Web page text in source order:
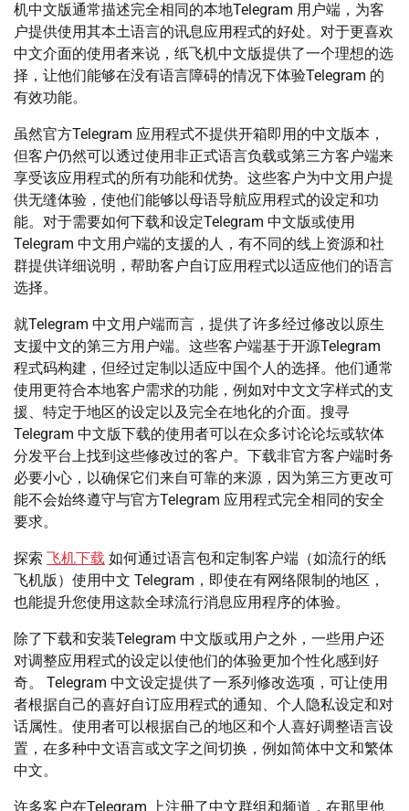
机中文版通常描述完全相同的本地Telegram 用户端，为客
户提供使用其本土语言的讯息应用程式的好处。对于更喜欢
中文介面的使用者来说，纸飞机中文版提供了一个理想的选
择，让他们能够在没有语言障碍的情况下体验Telegram 的
有效功能。
虽然官方Telegram 应用程式不提供开箱即用的中文版本，
但客户仍然可以透过使用非正式语言负载或第三方客户端来
享受该应用程式的所有功能和优势。这些客户为中文用户提
供无缝体验，使他们能够以母语导航应用程式的设定和功
能。对于需要如何下载和设定Telegram 中文版或使用
Telegram 中文用户端的支援的人，有不同的线上资源和社
群提供详细说明，帮助客户自订应用程式以适应他们的语言
选择。
就Telegram 中文用户端而言，提供了许多经过修改以原生
支援中文的第三方用户端。这些客户端基于开源Telegram
程式码构建，但经过定制以适应中国个人的选择。他们通常
使用更符合本地客户需求的功能，例如对中文文字样式的支
援、特定于地区的设定以及完全在地化的介面。搜寻
Telegram 中文版下载的使用者可以在众多讨论论坛或软体
分发平台上找到这些修改过的客户。下载非官方客户端时务
必要小心，以确保它们来自可靠的来源，因为第三方更改可
能不会始终遵守与官方Telegram 应用程式完全相同的安全
要求。
探索 飞机下载 如何通过语言包和定制客户端（如流行的纸
飞机版）使用中文 Telegram，即使在有网络限制的地区，
也能提升您使用这款全球流行消息应用程序的体验。
除了下载和安装Telegram 中文版或用户之外，一些用户还
对调整应用程式的设定以使他们的体验更加个性化感到好
奇。 Telegram 中文设定提供了一系列修改选项，可让使用
者根据自己的喜好自订应用程式的通知、个人隐私设定和对
话属性。使用者可以根据自己的地区和个人喜好调整语言设
置，在多种中文语言或文字之间切换，例如简体中文和繁体
中文。
许多客户在Telegram 上注册了中文群组和频道，在那里他